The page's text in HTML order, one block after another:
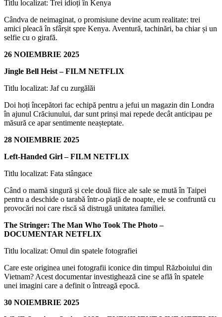
Titlu localizat: Trei idioți în Kenya
Cândva de neimaginat, o promisiune devine acum realitate: trei
amici pleacă în sfârșit spre Kenya. Aventură, tachinări, ba chiar și un
selfie cu o girafă.
26 NOIEMBRIE 2025
Jingle Bell Heist – FILM NETFLIX
Titlu localizat: Jaf cu zurgălăi
Doi hoți începători fac echipă pentru a jefui un magazin din Londra
în ajunul Crăciunului, dar sunt prinși mai repede decât anticipau pe
măsură ce apar sentimente neașteptate.
28 NOIEMBRIE 2025
Left-Handed Girl – FILM NETFLIX
Titlu localizat: Fata stângace
Când o mamă singură și cele două fiice ale sale se mută în Taipei
pentru a deschide o tarabă într-o piață de noapte, ele se confruntă cu
provocări noi care riscă să distrugă unitatea familiei.
The Stringer: The Man Who Took The Photo –
DOCUMENTAR NETFLIX
Titlu localizat: Omul din spatele fotografiei
Care este originea unei fotografii iconice din timpul Războiului din
Vietnam? Acest documentar investighează cine se află în spatele
unei imagini care a definit o întreagă epocă.
30 NOIEMBRIE 2025